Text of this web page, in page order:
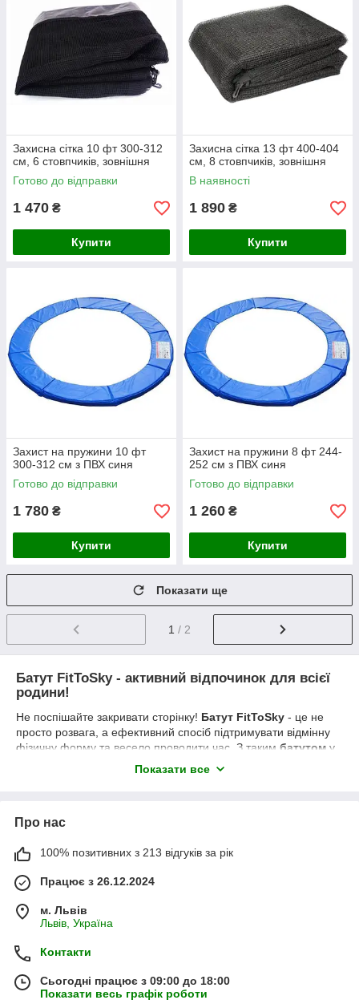
Захисна сітка 10 фт 300-312
см, 6 стовпчиків, зовнішня
Готово до відправки
1 470 ₴
Купити
Захисна сітка 13 фт 400-404
см, 8 стовпчиків, зовнішня
В наявності
1 890 ₴
Купити
Захист на пружини 10 фт
300-312 см з ПВХ синя
Готово до відправки
1 780 ₴
Купити
Захист на пружини 8 фт 244-
252 см з ПВХ синя
Готово до відправки
1 260 ₴
Купити
Показати ще
1 / 2
Батут FitToSky - активний відпочинок для всієї
родини!
Не поспішайте закривати сторінку! Батут FitToSky - це не
просто розвага, а ефективний спосіб підтримувати відмінну
фізичну форму та весело проводити час. З таким батутом у
вас буде можливість тренувати координацію, покращувати
вписуються в будь-який інтер'єр або двір, а завдяки якісним
матеріалам забезпечують безпеку і довгий термін служби. Не
пропустіть шанс додати активних моментів у своє життя!
оформіть замовлення просто зараз. Подаруйте собі та своїм
Показати все
Про нас
100% позитивних з 213 відгуків за рік
Працює з 26.12.2024
м. Львів
Львів, Україна
Контакти
Сьогодні працює з 09:00 до 18:00
Показати весь графік роботи